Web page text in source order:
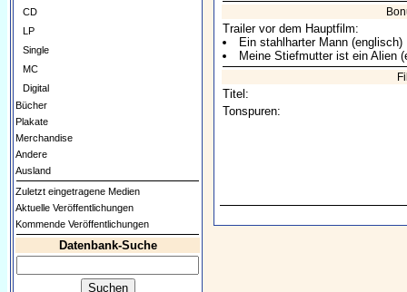
CD
LP
Single
MC
Digital
Bücher
Plakate
Merchandise
Andere
Ausland
Zuletzt eingetragene Medien
Aktuelle Veröffentlichungen
Kommende Veröffentlichungen
Datenbank-Suche
Trailer vor dem Hauptfilm:
Ein stahlharter Mann (englisch)
Meine Stiefmutter ist ein Alien
Titel:
Tonspuren: